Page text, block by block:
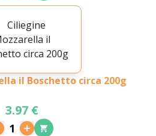
il Boschetto circa 200g
3.97 €
1